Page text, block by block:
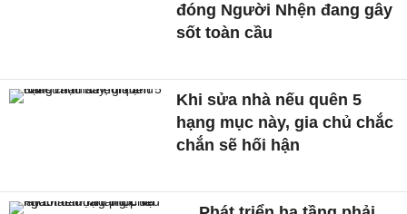
đóng Người Nhện đang gây
sốt toàn cầu
Khi sửa nhà nếu quên 5
hạng mục này, gia chủ chắc
chắn sẽ hối hận